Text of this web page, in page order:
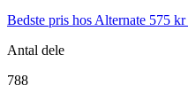
Bedste pris hos Alternate 575
Antal dele
788